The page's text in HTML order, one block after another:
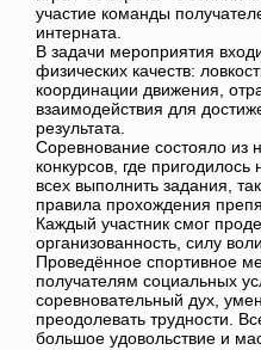
участие команды
интерната.
В задачи мероприятия
физических качеств:
координации движения,
взаимодействия для
результата.
Соревнование состояло из
конкурсов, где
всех выполнить задания,
правила прохождения
Каждый участник смог
организованность, силу
Проведённое спортивное
получателям социальных
соревновательный дух,
преодолевать трудности.
большое удовольствие и